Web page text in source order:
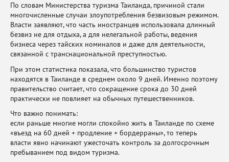
По словам Министерства туризма Таиланда, причиной стали
многочисленные случаи злоупотребления безвизовым режимом.
Власти заявляют, что часть иностранцев использовала длинный
безвиз не для отдыха, а для нелегальной работы, ведения
бизнеса через тайских номиналов и даже для деятельности,
связанной с транснациональной преступностью.
При этом статистика показала, что большинство туристов
находятся в Таиланде в среднем около 9 дней. Именно поэтому
правительство считает, что сокращение срока до 30 дней
практически не повлияет на обычных путешественников.
Что важно понимать:
если раньше многие могли спокойно жить в Таиланде по схеме
«въезд на 60 дней + продление + бордерраны», то теперь
власти явно начинают ужесточать контроль за долгосрочным
пребыванием под видом туризма.